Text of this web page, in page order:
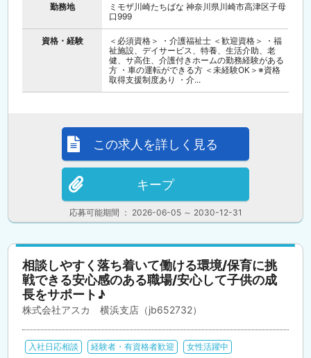
勤務地
ミモザ川崎たちばな 神奈川県川崎市高津区子母
口999
資格・経験
＜必須資格＞ ・介護福祉士 ＜歓迎資格＞ ・福
祉施設、デイサービス、特養、生活介助、老
健、サ高住、介護付きホームの勤務経験がある
方 ・車の運転ができる方 ＜未経験OK＞※資格
取得支援制度あり ・介...
応募可能期間 ： 2026-06-05 ～ 2030-12-31
この求人を詳しく見る
キープ
相談しやすく落ち着いて働ける環境/保育に挑
戦できる安心感のある職場/安心して子供の成
長をサポート♪
株式会社アスカ 横浜支店（jb652732）
入社日応相談 経験者・有資格者歓迎 女性活躍中